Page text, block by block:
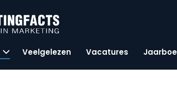
Veelgelezen Vacatures